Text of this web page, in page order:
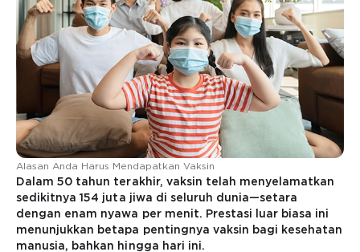
Alasan Anda Harus Mendapatkan Vaksin
Dalam 50 tahun terakhir, vaksin telah menyelamatkan
sedikitnya 154 juta jiwa di seluruh dunia—setara
dengan enam nyawa per menit. Prestasi luar biasa ini
menunjukkan betapa pentingnya vaksin bagi kesehatan
manusia, bahkan hingga hari ini.